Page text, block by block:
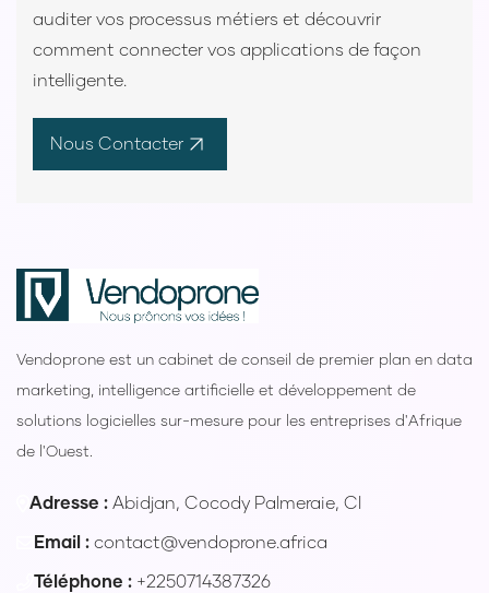
auditer vos processus métiers et découvrir
comment connecter vos applications de façon
intelligente.
Nous Contacter
Vendoprone est un cabinet de conseil de premier plan en data
marketing, intelligence artificielle et développement de
solutions logicielles sur-mesure pour les entreprises d'Afrique
de l'Ouest.
Adresse : Abidjan, Cocody Palmeraie, CI
Email : contact@vendoprone.africa
Téléphone : +2250714387326